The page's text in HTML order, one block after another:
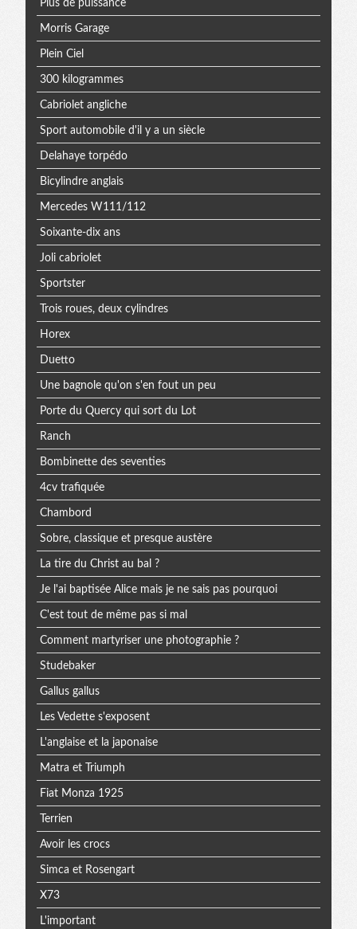
Plus de puissance
Morris Garage
Plein Ciel
300 kilogrammes
Cabriolet angliche
Sport automobile d'il y a un siècle
Delahaye torpédo
Bicylindre anglais
Mercedes W111/112
Soixante-dix ans
Joli cabriolet
Sportster
Trois roues, deux cylindres
Horex
Duetto
Une bagnole qu'on s'en fout un peu
Porte du Quercy qui sort du Lot
Ranch
Bombinette des seventies
4cv trafiquée
Chambord
Sobre, classique et presque austère
La tire du Christ au bal ?
Je l'ai baptisée Alice mais je ne sais pas pourquoi
C'est tout de même pas si mal
Comment martyriser une photographie ?
Studebaker
Gallus gallus
Les Vedette s'exposent
L'anglaise et la japonaise
Matra et Triumph
Fiat Monza 1925
Terrien
Avoir les crocs
Simca et Rosengart
X73
L'important